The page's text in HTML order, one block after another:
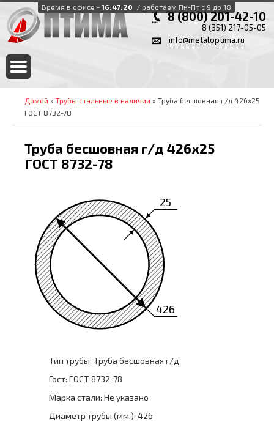
Время в офисе - 16:47:20 / работаем Пн-Пт с 9 до 18
8 (800) 201-42-10
8 (351) 217-05-05
info@metaloptima.ru
Домой » Трубы стальные в наличии » Труба бесшовная г/д 426х25
ГОСТ 8732-78
Труба бесшовная г/д 426х25
ГОСТ 8732-78
426
25
Тип трубы: Труба бесшовная г/д
Гост: ГОСТ 8732-78
Марка стали: Не указано
Диаметр трубы (мм.): 426